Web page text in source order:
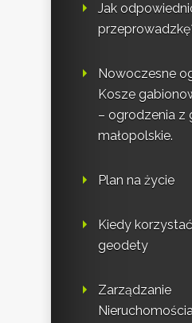
Jak
Nowoczesne
Kosze
– ogrodzenia z
małopolskie.
Plan na życie
Kiedy
geodety
Zarządzanie